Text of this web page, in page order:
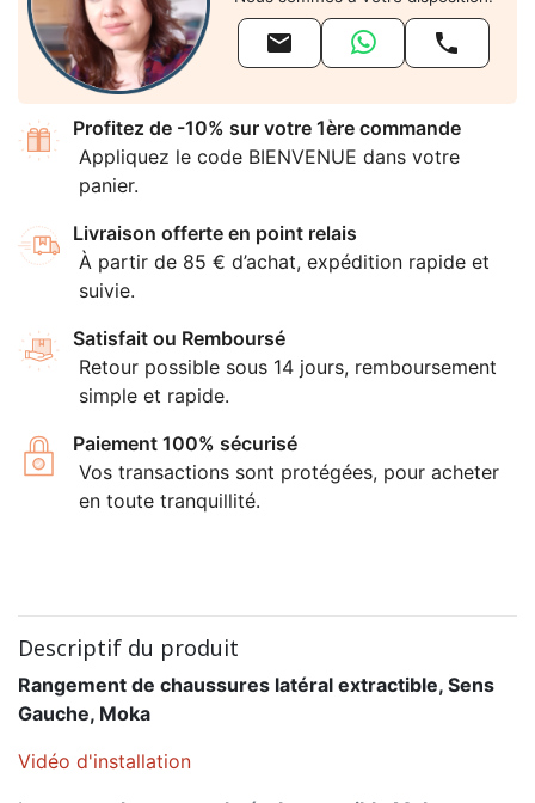
 
Profitez de -10% sur votre 1ère commande
Appliquez le code BIENVENUE dans votre
panier.
Livraison offerte en point relais
À partir de 85 € d’achat, expédition rapide et
suivie.
Satisfait ou Remboursé
Retour possible sous 14 jours, remboursement
simple et rapide.
Paiement 100% sécurisé
Vos transactions sont protégées, pour acheter
en toute tranquillité.
Descriptif du produit
Rangement de chaussures latéral extractible, Sens
Gauche, Moka
Vidéo d'installation